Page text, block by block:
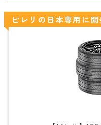
ピレリの日本専用に